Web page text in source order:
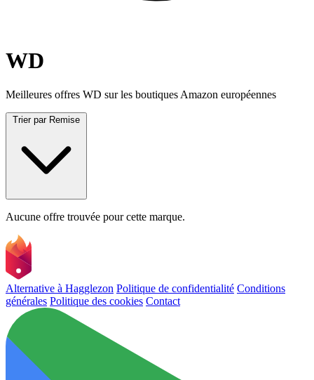
WD
Meilleures offres WD sur les boutiques Amazon européennes
Trier par Remise
Aucune offre trouvée pour cette marque.
Alternative à Hagglezon Politique de confidentialité Conditions
générales Politique des cookies Contact